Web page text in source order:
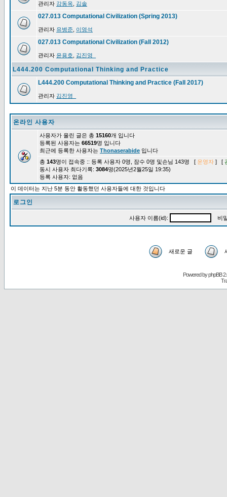
관리자 강동옥 김솔
027.013 Computational Civilization (Spring 2013)
관리자 유병준 이영석
027.013 Computational Civilization (Fall 2012)
관리자 윤용호 김진영_
L444.200 Computational Thinking and Practice
L444.200 Computational Thinking and Practice (Fall 2017)
관리자 김진영_
온라인 사용자
사용자가 올린 글은 총 15160개 입니다
등록된 사용자는 66519명 입니다
최근에 등록한 사용자는 Thonaserabide 입니다
총 143명이 접속중 :: 등록 사용자 0명, 잠수 0명 및손님 143명 [ 운영자 ] [
동시 사용자 최다기록: 3084명(2025년2월25일 19:35)
등록 사용자: 없음
이 데이터는 지난 5분 동안 활동했던 사용자들에 대한 것입니다
로그인
사용자 이름(id): 비
새로운 글
Powered byphpBB